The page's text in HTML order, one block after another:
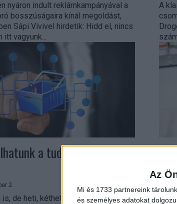
Az
Mi és 1733 partnereink
és személyes adatokat
nyáron indult reklámkampányával a
bosszúságaira kínál megoldást,
Sápi Vivivel hirdetik: Hidd el, nincs
itt vagyunk...
A
a tudatos
2.
is, de heti, kétheti rendszerességgel
Új,